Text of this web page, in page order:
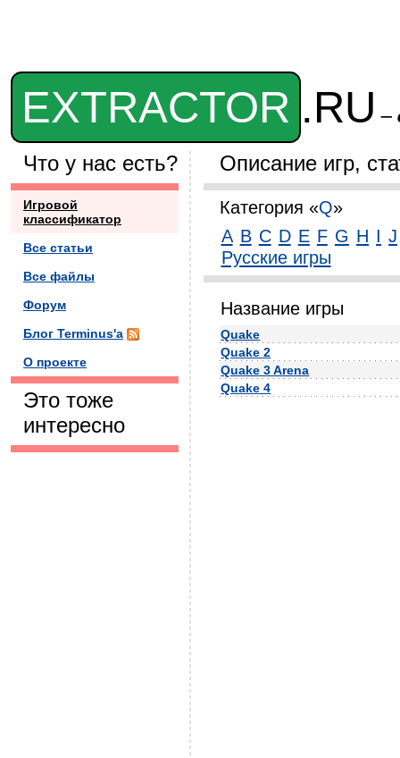
EXTRACTOR .RU –
Что у нас есть?
Игровой
классификатор
Все статьи
Все файлы
Форум
Блог Terminus'а
О проекте
Это тоже
интересно
Описание игр,
Категория «Q»
A B C D E F G H I J
Русские игры
Название игры
Quake
Quake 2
Quake 3 Arena
Quake 4